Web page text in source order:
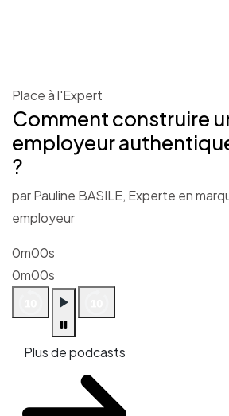
Place à l'Expert
Comment construire
employeur
?
par Pauline BASILE, Experte en
employeur
0m00s
0m00s
Plus de podcasts